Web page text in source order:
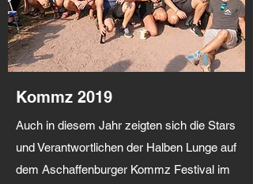
Kommz 2019
Auch in diesem Jahr zeigten sich die Stars
und Verantwortlichen der Halben Lunge auf
dem Aschaffenburger Kommz Festival im